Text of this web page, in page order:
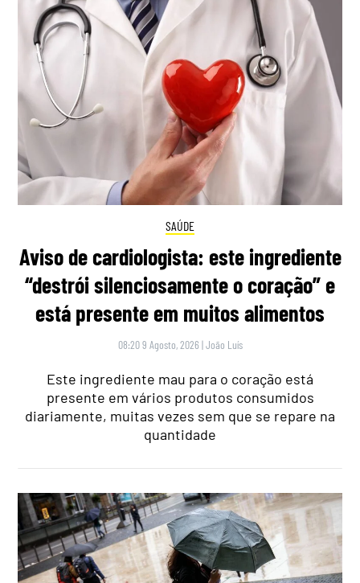
SAÚDE
Aviso de cardiologista: este ingrediente
“destrói silenciosamente o coração” e
está presente em muitos alimentos
08:20 9 Agosto, 2026 |João Luís
Este ingrediente mau para o coração está
presente em vários produtos consumidos
diariamente, muitas vezes sem que se repare na
quantidade